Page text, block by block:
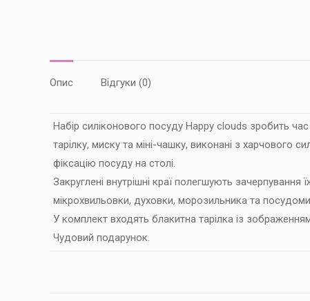
Опис Відгуки (0)
Набір силіконового посуду Happy clouds зробить
тарілку, миску та міні-чашку, виконані з харчового
фіксацію посуду на столі.
Закруглені внутрішні краї полегшують зачерпування
мікрохвильовки, духовки, морозильника та
У комплект входять блакитна тарілка із
Чудовий подарунок.